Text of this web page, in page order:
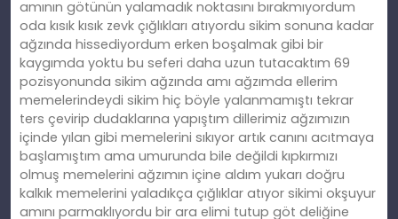
amının götünün yalamadık noktasını bırakmıyordum
oda kısık kısık zevk çığlıkları atıyordu sikim sonuna kadar
ağzında hissediyordum erken boşalmak gibi bir
kaygımda yoktu bu seferi daha uzun tutacaktım 69
pozisyonunda sikim ağzında amı ağzımda ellerim
memelerindeydi sikim hiç böyle yalanmamıştı tekrar
ters çevirip dudaklarına yapıştım dillerimiz ağzımızın
içinde yılan gibi memelerini sıkıyor artık canını acıtmaya
başlamıştım ama umurunda bile değildi kıpkırmızı
olmuş memelerini ağzımın içine aldım yukarı doğru
kalkık memelerini yaladıkça çığlıklar atıyor sikimi okşuyur
amını parmaklıyordu bir ara elimi tutup göt deliğine